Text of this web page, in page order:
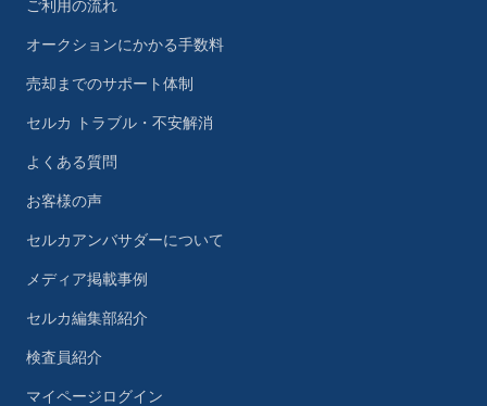
ご利用の流れ
オークションにかかる手数料
売却までのサポート体制
セルカ トラブル・不安解消
よくある質問
お客様の声
セルカアンバサダーについて
メディア掲載事例
セルカ編集部紹介
検査員紹介
マイページログイン